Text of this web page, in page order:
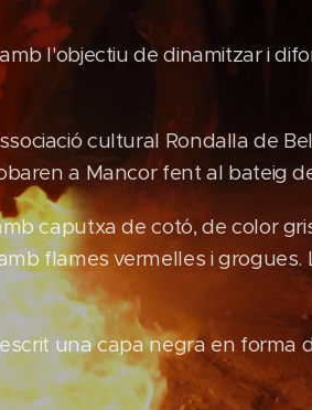
l'objectiu de dinamitzar i
cultural Rondalla de
a Mancor fent al bateig
caputxa de cotó, de color
flames vermelles i
una capa negra en